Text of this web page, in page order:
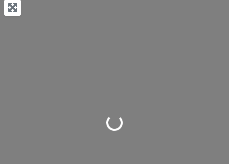
Loading...